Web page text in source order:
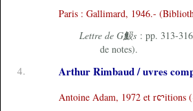
Paris : Gallimard, 1946.-
Lettre de G魥s : pp. 313-
de notes).
4. Arthur Rimbaud / uvres
Antoine Adam, 1972 et rꨤitions